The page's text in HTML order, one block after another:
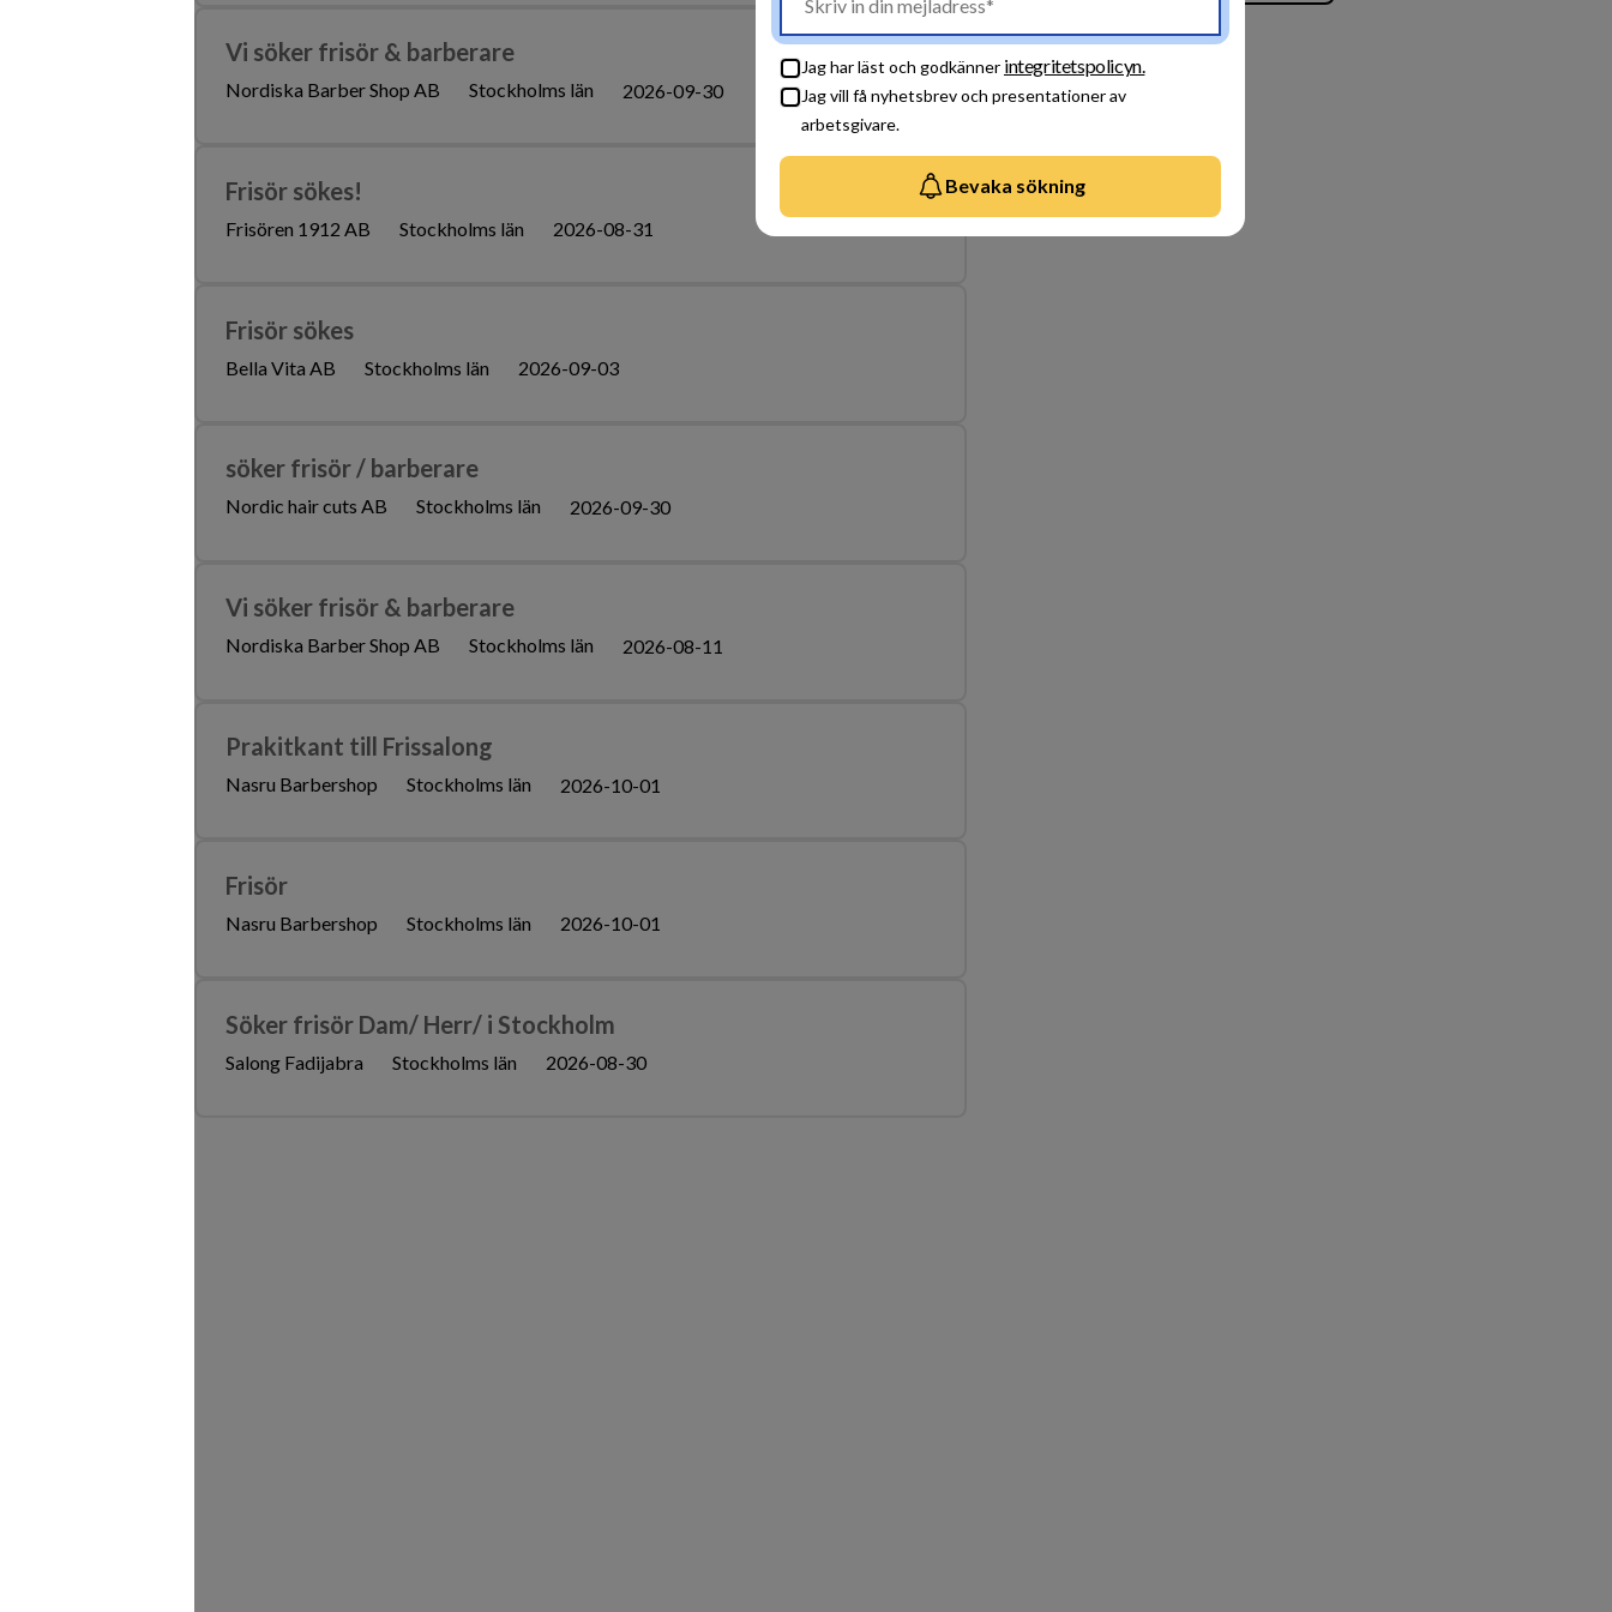
Jag har läst och godkänner integritetspolicyn.
Jag vill få nyhetsbrev och presentationer av
arbetsgivare.
Bevaka sökning
Vi söker frisör & barberare
Nordiska Barber Shop AB Stockholms län 2026-09-30
Frisör sökes!
Frisören 1912 AB Stockholms län 2026-08-31
Frisör sökes
Bella Vita AB Stockholms län 2026-09-03
söker frisör / barberare
Nordic hair cuts AB Stockholms län 2026-09-30
Vi söker frisör & barberare
Nordiska Barber Shop AB Stockholms län 2026-08-11
Prakitkant till Frissalong
Nasru Barbershop Stockholms län 2026-10-01
Frisör
Nasru Barbershop Stockholms län 2026-10-01
Söker frisör Dam/ Herr/ i Stockholm
Salong Fadijabra Stockholms län 2026-08-30